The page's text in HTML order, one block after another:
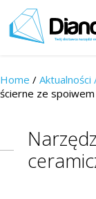
Home / Aktualności
ścierne ze